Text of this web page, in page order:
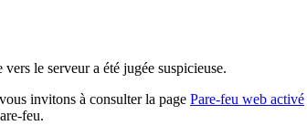
le serveur a été jugée suspicieuse.
invitons à consulter la page Pare-feu web activé
feu.